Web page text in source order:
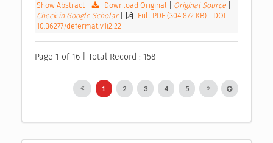
Show Abstract| Download Original Original Source
Check in Google Scholar
Full PDF (304.872 KB)
DOI:
10.36277/defermat.v1i2.22
Page 1 of 16 | Total Record : 158
1 2 3 4 5